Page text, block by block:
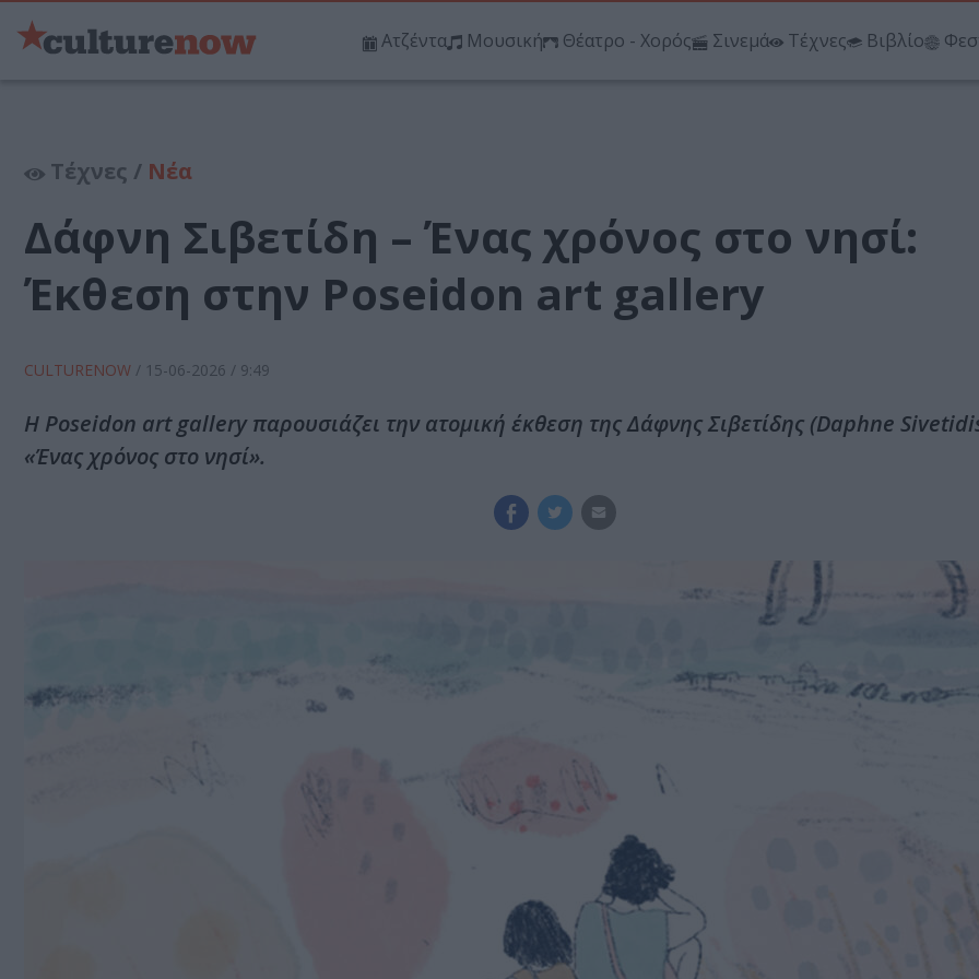
Ατζέντα Μουσική Θέατρο - Χορός Σινεμά Τέχνες Βιβλίο
Τέχνες / Νέα
Δάφνη Σιβετίδη – Ένας χρόνος στο νησί:
Έκθεση στην Poseidon art gallery
CULTURENOW / 15-06-2026 / 9:49
Η Poseidon art gallery παρουσιάζει την ατομική έκθεση της Δάφνης Σιβετίδης (Daphne
«Ένας χρόνος στο νησί».